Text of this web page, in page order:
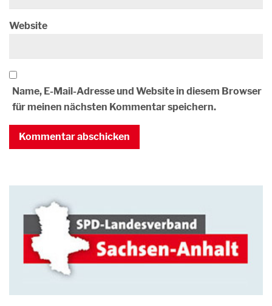
Website
Name, E-Mail-Adresse und Website in diesem Browser
für meinen nächsten Kommentar speichern.